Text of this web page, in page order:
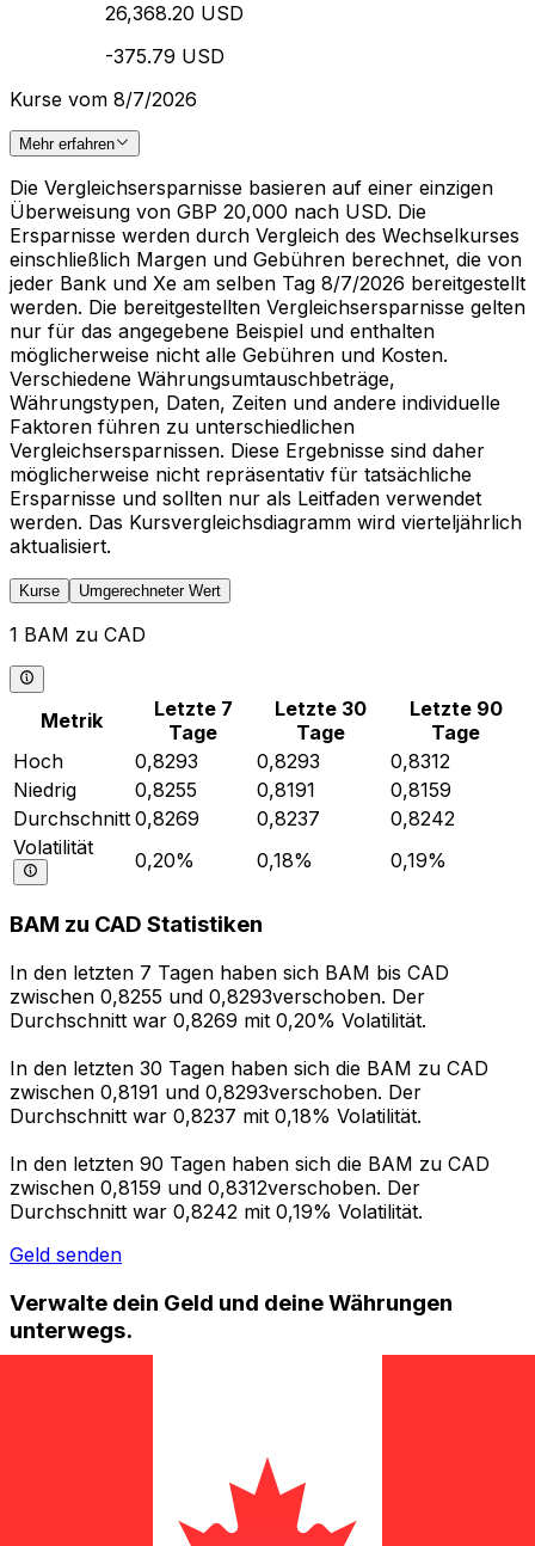
26,368.20 USD
-375.79 USD
Kurse vom 8/7/2026
Mehr erfahren
Die Vergleichsersparnisse basieren auf einer einzigen
Überweisung von GBP 20,000 nach USD. Die
Ersparnisse werden durch Vergleich des Wechselkurses
einschließlich Margen und Gebühren berechnet, die von
jeder Bank und Xe am selben Tag 8/7/2026 bereitgestellt
werden. Die bereitgestellten Vergleichsersparnisse gelten
nur für das angegebene Beispiel und enthalten
möglicherweise nicht alle Gebühren und Kosten.
Verschiedene Währungsumtauschbeträge,
Währungstypen, Daten, Zeiten und andere individuelle
Faktoren führen zu unterschiedlichen
Vergleichsersparnissen. Diese Ergebnisse sind daher
möglicherweise nicht repräsentativ für tatsächliche
Ersparnisse und sollten nur als Leitfaden verwendet
werden. Das Kursvergleichsdiagramm wird vierteljährlich
aktualisiert.
Kurse Umgerechneter Wert
1 BAM zu CAD
Metrik
Letzte 7
Tage
Letzte 30
Tage
Letzte 90
Tage
Hoch
0,8293 0,8293
0,8312
Niedrig
0,8255 0,8191
0,8159
Durchschnitt 0,8269 0,8237
0,8242
Volatilität
0,20% 0,18% 0,19%
BAM zu CAD Statistiken
In den letzten 7 Tagen haben sich BAM bis CAD
zwischen 0,8255 und 0,8293verschoben. Der
Durchschnitt war 0,8269 mit 0,20% Volatilität.
In den letzten 30 Tagen haben sich die BAM zu CAD
zwischen 0,8191 und 0,8293verschoben. Der
Durchschnitt war 0,8237 mit 0,18% Volatilität.
In den letzten 90 Tagen haben sich die BAM zu CAD
zwischen 0,8159 und 0,8312verschoben. Der
Durchschnitt war 0,8242 mit 0,19% Volatilität.
Geld senden
Verwalte dein Geld und deine Währungen
unterwegs.
Gebühren. Heute herunterladen!